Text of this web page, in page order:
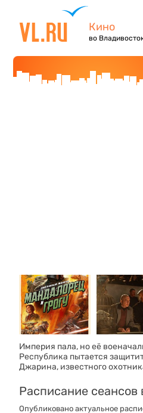
Кино
во
Империя пала, но её
Республика пытается
Джарина, известного
Расписание сеансов
Опубликовано актуальное